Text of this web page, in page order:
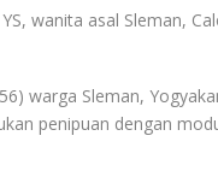
warga Sleman,
penipuan dengan